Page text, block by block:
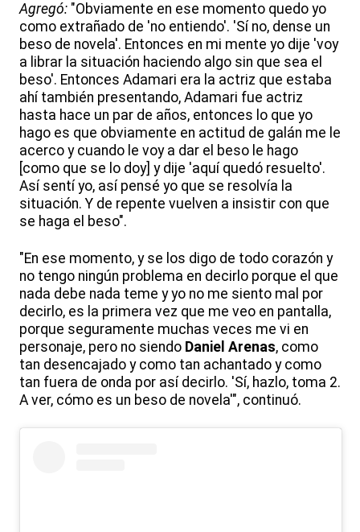
Agregó: "Obviamente en ese momento quedo yo
como extrañado de 'no entiendo'. 'Sí no, dense un
beso de novela'. Entonces en mi mente yo dije 'voy
a librar la situación haciendo algo sin que sea el
beso'. Entonces Adamari era la actriz que estaba
ahí también presentando, Adamari fue actriz
hasta hace un par de años, entonces lo que yo
hago es que obviamente en actitud de galán me le
acerco y cuando le voy a dar el beso le hago
[como que se lo doy] y dije 'aquí quedó resuelto'.
Así sentí yo, así pensé yo que se resolvía la
situación. Y de repente vuelven a insistir con que
se haga el beso".
"En ese momento, y se los digo de todo corazón y
no tengo ningún problema en decirlo porque el que
nada debe nada teme y yo no me siento mal por
decirlo, es la primera vez que me veo en pantalla,
porque seguramente muchas veces me vi en
personaje, pero no siendo Daniel Arenas, como
tan desencajado y como tan achantado y como
tan fuera de onda por así decirlo. 'Sí, hazlo, toma 2.
A ver, cómo es un beso de novela'", continuó.